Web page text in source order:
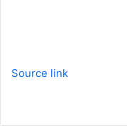
Source link